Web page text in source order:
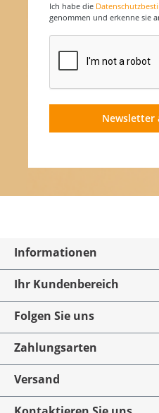
Ich habe die
genommen und erkenne sie
Newsletter
Informationen
Ihr Kundenbereich
Folgen Sie uns
Zahlungsarten
Versand